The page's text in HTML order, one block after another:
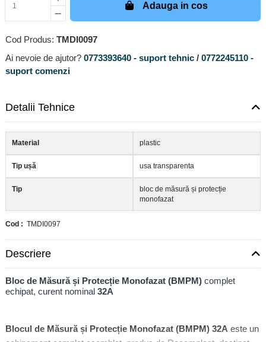
Adauga in cos
Cod Produs: TMDI0097
Ai nevoie de ajutor? 0773393640 - suport tehnic / 0772245110 -
suport comenzi
Detalii Tehnice
Material plastic
Tip ușă usa transparenta
Tip
bloc de măsură și protecție
monofazat
Cod TMDI0097
Descriere
Bloc de Măsură și Protecție Monofazat (BMPM) complet
echipat, curent nominal 32A
Blocul de Măsură și Protecție Monofazat (BMPM) 32A este un